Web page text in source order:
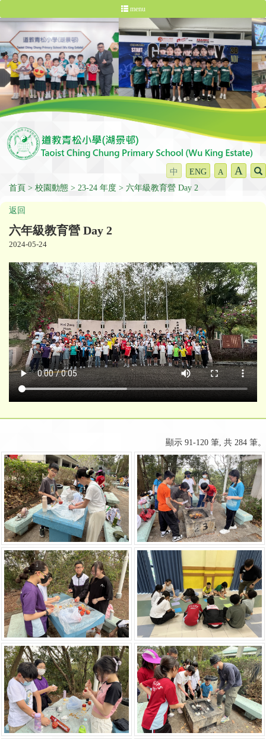
menu
中 ENG A A
首頁 校園動態 23-24 年度 六年級教育營 Day 2
返回
六年級教育營 Day 2
2024-05-24
顯示 91-120 筆, 共 284 筆。